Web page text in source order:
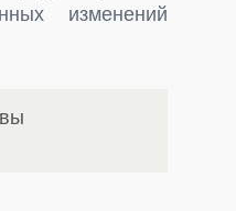
изменений